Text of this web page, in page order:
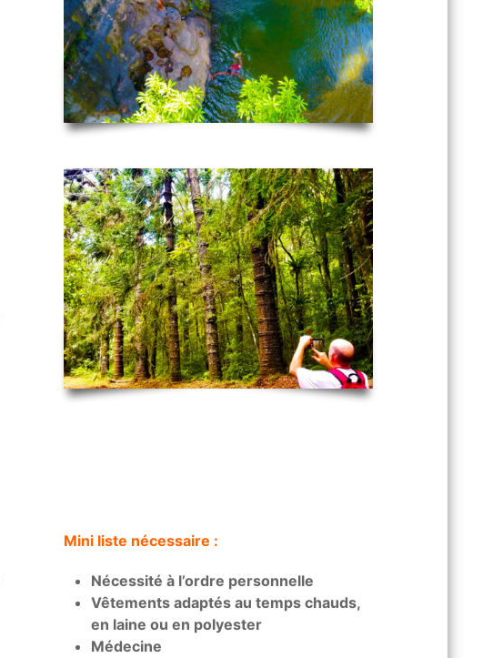
Mini liste nécessaire :
Nécessité à l’ordre personnelle
Vêtements adaptés au temps chauds,
en laine ou en polyester
Médecine